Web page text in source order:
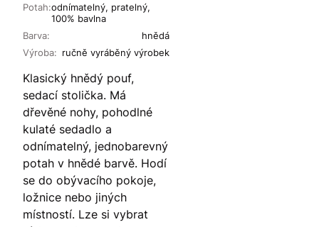
Potah:odnímatelný, pratelný,
100% bavlna
Barva:
hnědá
Výroba: ručně vyráběný výrobek
Klasický hnědý pouf,
sedací stolička. Má
dřevěné nohy, pohodlné
kulaté sedadlo a
odnímatelný, jednobarevný
potah v hnědé barvě. Hodí
se do obývacího pokoje,
ložnice nebo jiných
místností. Lze si vybrat